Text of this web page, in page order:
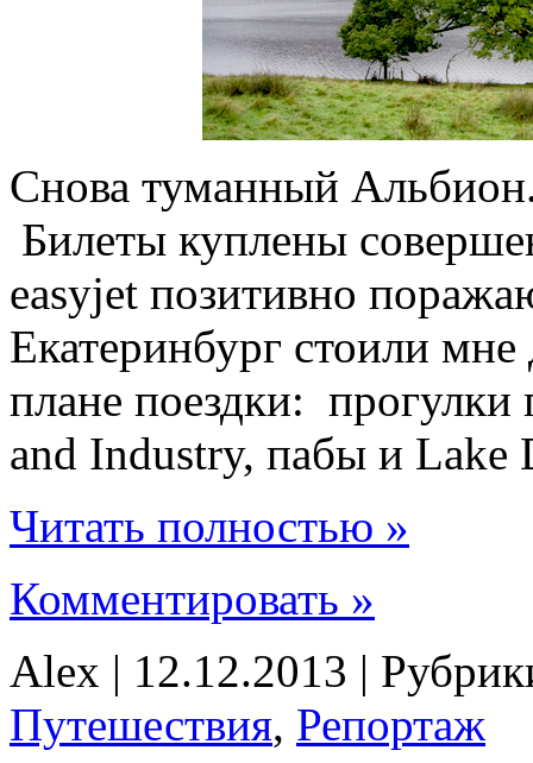
Снова туманный
Билеты куплены
easyjet позитивно
Екатеринбург стоили
плане поездки: прогулки
and Industry, пабы и Lake
Читать полностью »
Комментировать »
Alex | 12.12.2013 |
Путешествия, Репортаж